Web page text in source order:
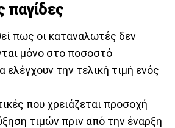
παγίδες
πως οι καταναλωτές δεν
μόνο στο ποσοστό
την τελική τιμή ενός
που χρειάζεται προσοχή
τιμών πριν από την έναρξη